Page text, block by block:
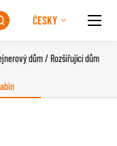
ČESKY
dům / Rozšiřující dům